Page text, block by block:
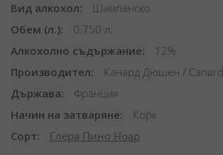
Вид алкохол
Шампанско
Обем (л.)
0.750 л.
Алкохолно съдържание
12%
Производител
Канард Дюшен /
Държава
Франция
Начин на затваряне
Корк
Сорт
Глера Пино Ноар